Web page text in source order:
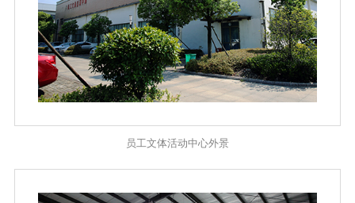
员工文体活动中心外景